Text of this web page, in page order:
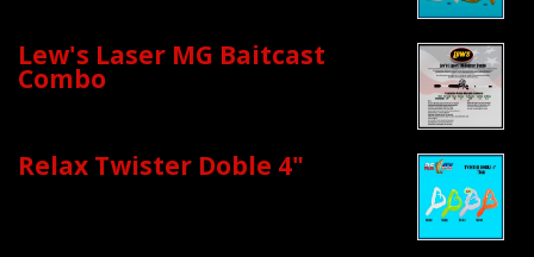
Lew's Laser MG Baitcast
Combo
Relax Twister Doble 4"